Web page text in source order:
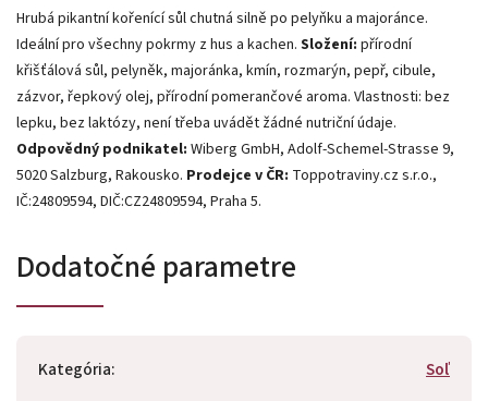
Hrubá pikantní kořenící sůl chutná silně po pelyňku a majoránce.
Ideální pro všechny pokrmy z hus a kachen. Složení: přírodní
křišťálová sůl, pelyněk, majoránka, kmín, rozmarýn, pepř, cibule,
zázvor, řepkový olej, přírodní pomerančové aroma. Vlastnosti: bez
lepku, bez laktózy, není třeba uvádět žádné nutriční údaje.
Odpovědný podnikatel: Wiberg GmbH, Adolf-Schemel-Strasse 9,
5020 Salzburg, Rakousko. Prodejce v ČR: Toppotraviny.cz s.r.o.,
IČ:24809594, DIČ:CZ24809594, Praha 5.
Dodatočné parametre
Kategória:
Soľ